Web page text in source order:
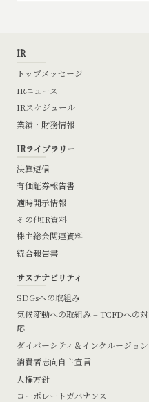
IR
トップメッセージ
IRニュース
IRスケジュール
業績・財務情報
IRライブラリー
決算短信
有価証券報告書
適時開示情報
その他IR資料
株主総会関連資料
統合報告書
サステナビリティ
SDGsへの取組み
気候変動への取組み – TCFDへの対
応
ダイバーシティ＆インクルージョン
消費者志向自主宣言
人権方針
コーポレートガバナンス